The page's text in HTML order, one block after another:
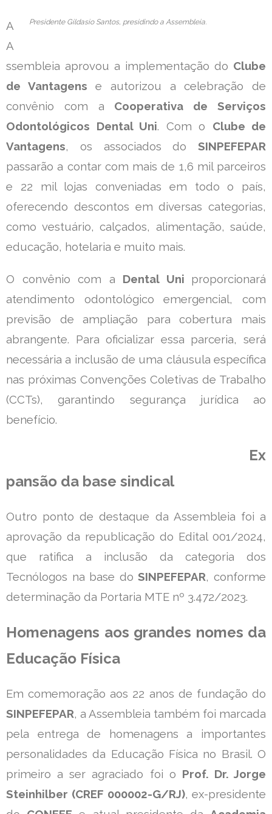
Presidente Gildasio Santos, presidindo a Assembleia.
A
A
ssembleia aprovou a implementação do Clube
de Vantagens e autorizou a celebração de
convênio com a Cooperativa de Serviços
Odontológicos Dental Uni. Com o Clube de
Vantagens, os associados do SINPEFEPAR
passarão a contar com mais de 1,6 mil parceiros
e 22 mil lojas conveniadas em todo o país,
oferecendo descontos em diversas categorias,
como vestuário, calçados, alimentação, saúde,
educação, hotelaria e muito mais.
O convênio com a Dental Uni proporcionará
atendimento odontológico emergencial, com
previsão de ampliação para cobertura mais
abrangente. Para oficializar essa parceria, será
necessária a inclusão de uma cláusula específica
nas próximas Convenções Coletivas de Trabalho
(CCTs), garantindo segurança jurídica ao
benefício.
Ex
pansão da base sindical
Outro ponto de destaque da Assembleia foi a
aprovação da republicação do Edital 001/2024,
que ratifica a inclusão da categoria dos
Tecnólogos na base doSINPEFEPAR, conforme
determinação da Portaria MTE nº 3.472/2023.
Homenagens aos grandes nomes da
Educação Física
Em comemoração aos 22 anos de fundação do
SINPEFEPAR, a Assembleia também foi marcada
pela entrega de homenagens a importantes
personalidades da Educação Física no Brasil. O
primeiro a ser agraciado foi o Prof. Dr. Jorge
Steinhilber (CREF 000002-G/RJ), ex-presidente